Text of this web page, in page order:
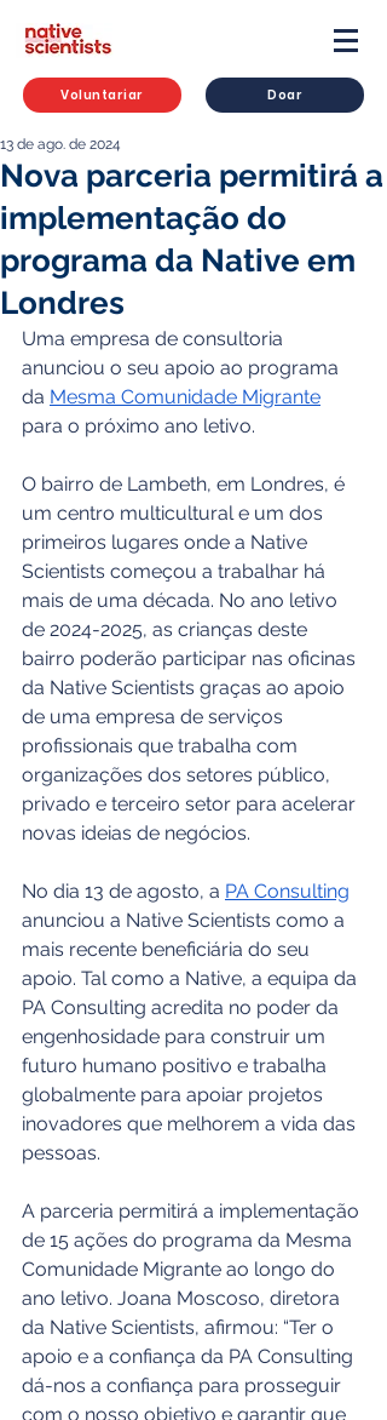
Voluntariar Doar
Nova parceria permitirá a
implementação do
programa da Native em
Londres
13 de ago. de 2024
Uma empresa de consultoria
anunciou o seu apoio ao programa
da Mesma Comunidade Migrante
para o próximo ano letivo.
O bairro de Lambeth, em Londres, é
um centro multicultural e um dos
primeiros lugares onde a Native
Scientists começou a trabalhar há
mais de uma década. No ano letivo
de 2024-2025, as crianças deste
bairro poderão participar nas oficinas
da Native Scientists graças ao apoio
de uma empresa de serviços
profissionais que trabalha com
organizações dos setores público,
privado e terceiro setor para acelerar
novas ideias de negócios.
No dia 13 de agosto, a PA Consulting
anunciou a Native Scientists como a
mais recente beneficiária do seu
apoio. Tal como a Native, a equipa da
PA Consulting acredita no poder da
engenhosidade para construir um
futuro humano positivo e trabalha
globalmente para apoiar projetos
inovadores que melhorem a vida das
pessoas.
A parceria permitirá a implementação
de 15 ações do programa da Mesma
Comunidade Migrante ao longo do
ano letivo. Joana Moscoso, diretora
da Native Scientists, afirmou: “Ter o
apoio e a confiança da PA Consulting
dá-nos a confiança para prosseguir
com o nosso objetivo e garantir que